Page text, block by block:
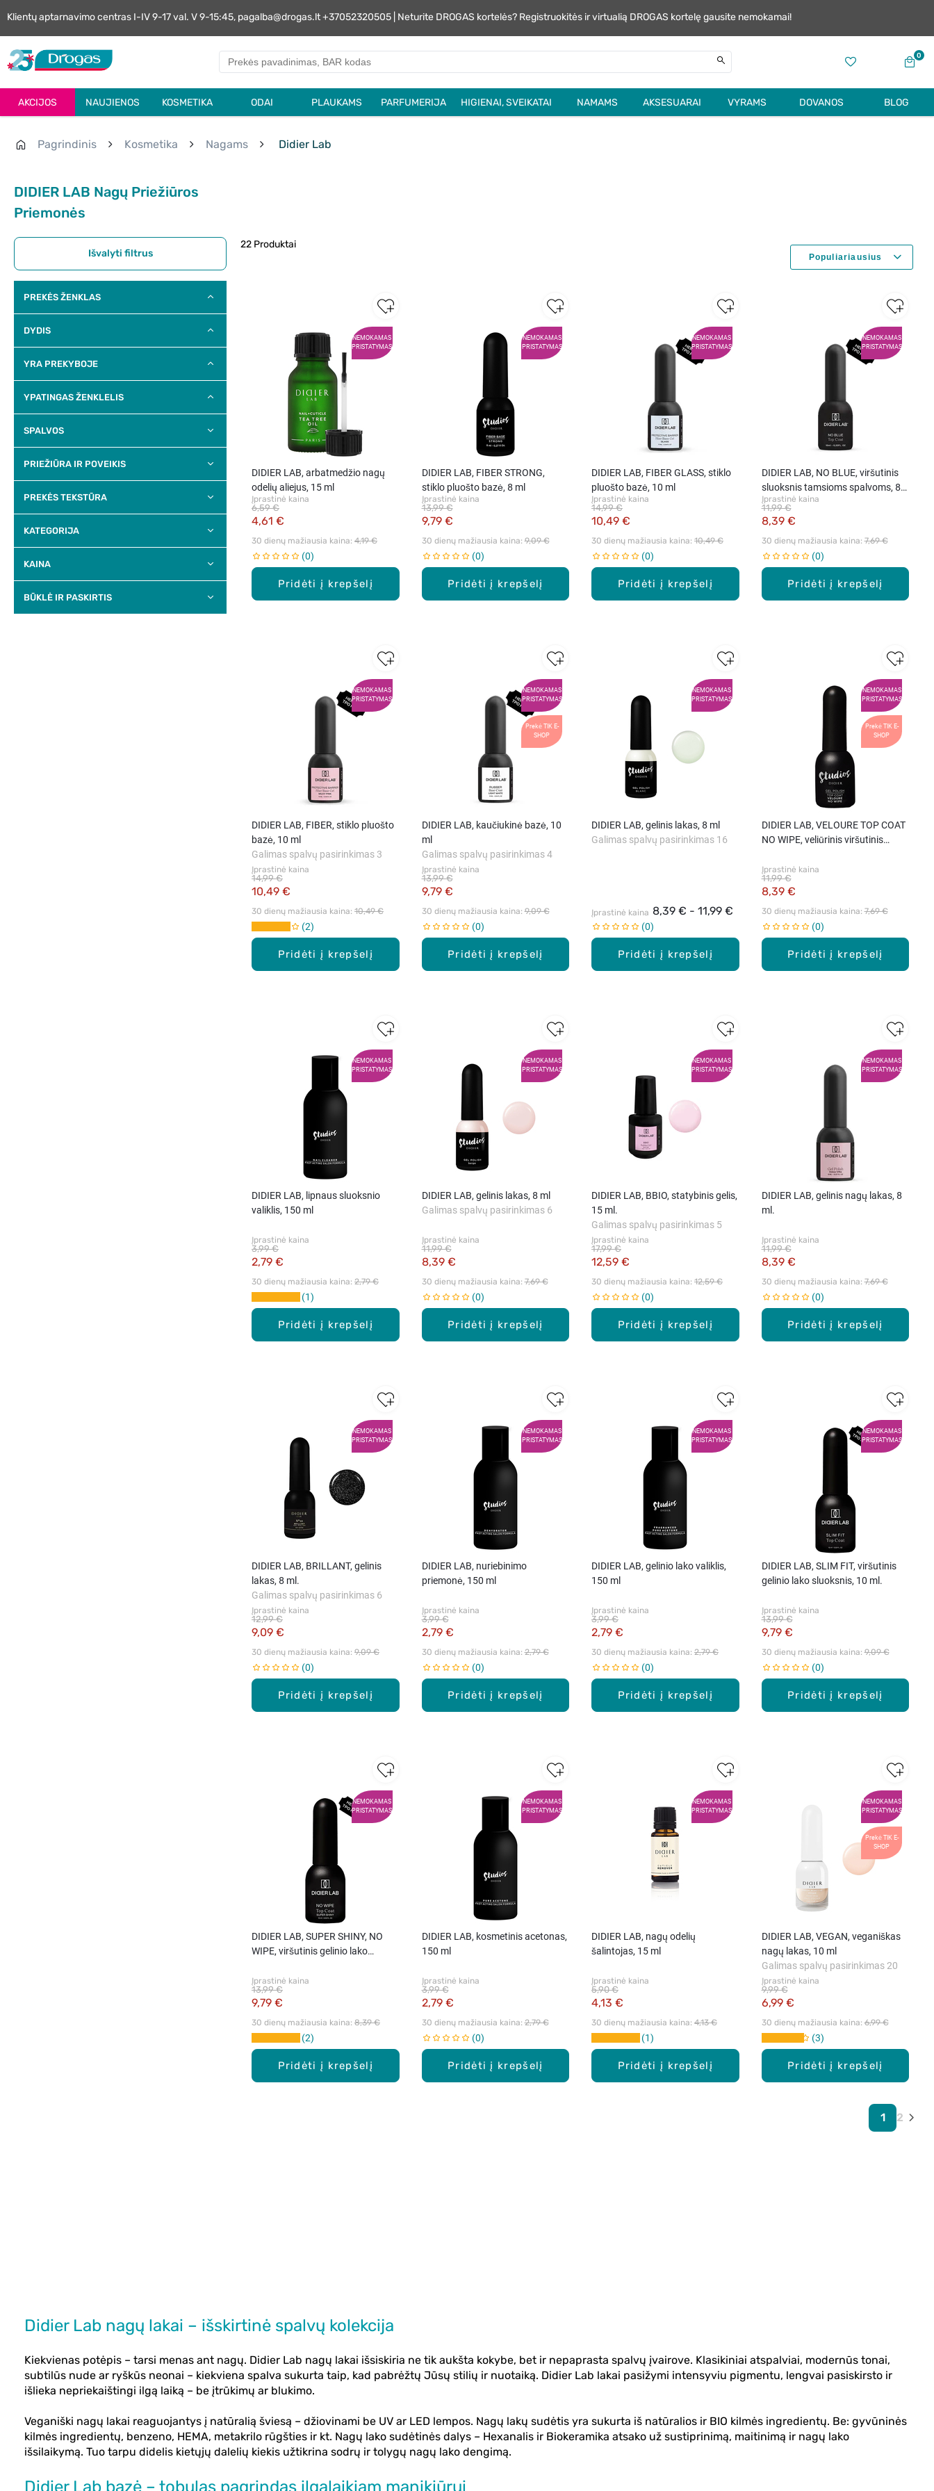
Klientų aptarnavimo centras I-IV 9-17 val. V 9-15:45, pagalba@drogas.lt +37052320505 | Neturite DROGAS kortelės? Registruokitės ir virtualią DROGAS kortelę gausite nemokamai!
0
AKCIJOS NAUJIENOS KOSMETIKA ODAI PLAUKAMS PARFUMERIJA HIGIENAI, SVEIKATAI NAMAMS AKSESUARAI VYRAMS DOVANOS BLOG
Pagrindinis Kosmetika Nagams Didier Lab
DIDIER LAB Nagų Priežiūros
Priemonės
Išvalyti filtrus
PREKĖS ŽENKLAS
DYDIS
YRA PREKYBOJE
YPATINGAS ŽENKLELIS
SPALVOS
PRIEŽIŪRA IR POVEIKIS
PREKĖS TEKSTŪRA
KATEGORIJA
KAINA
BŪKLĖ IR PASKIRTIS
22 Produktai
NEMOKAMAS
PRISTATYMAS
Pridėti į krepšelį
DIDIER LAB, arbatmedžio nagų
odelių aliejus, 15 ml
Įprastinė kaina
4,61 €
6,59 €
30 dienų mažiausia kaina: 4,19 €
0
NEMOKAMAS
PRISTATYMAS
Pridėti į krepšelį
DIDIER LAB, FIBER STRONG,
stiklo pluošto bazė, 8 ml
Įprastinė kaina
9,79 €
13,99 €
30 dienų mažiausia kaina: 9,09 €
0
NEMOKAMAS
PRISTATYMAS
Pridėti į krepšelį
DIDIER LAB, FIBER GLASS, stiklo
pluošto bazė, 10 ml
Įprastinė kaina
10,49 €
14,99 €
30 dienų mažiausia kaina: 10,49 €
0
NEMOKAMAS
PRISTATYMAS
Pridėti į krepšelį
DIDIER LAB, NO BLUE, viršutinis
sluoksnis tamsioms spalvoms, 8
ml
Įprastinė kaina
8,39 €
11,99 €
30 dienų mažiausia kaina: 7,69 €
0
NEMOKAMAS
PRISTATYMAS
Pridėti į krepšelį
DIDIER LAB, FIBER, stiklo pluošto
bazė, 10 ml
Įprastinė kaina
10,49 €
14,99 €
30 dienų mažiausia kaina: 10,49 €
Galimas spalvų pasirinkimas 3
2
NEMOKAMAS
PRISTATYMAS
Prekė TIK E-
SHOP
Pridėti į krepšelį
DIDIER LAB, kaučiukinė bazė, 10
ml
Įprastinė kaina
9,79 €
13,99 €
30 dienų mažiausia kaina: 9,09 €
Galimas spalvų pasirinkimas 4
0
NEMOKAMAS
PRISTATYMAS
Pridėti į krepšelį
DIDIER LAB, gelinis lakas, 8 ml
Įprastinė kaina 8,39 € - 11,99 €
Galimas spalvų pasirinkimas 16
0
NEMOKAMAS
PRISTATYMAS
Prekė TIK E-
SHOP
Pridėti į krepšelį
DIDIER LAB, VELOURE TOP COAT
NO WIPE, veliūrinis viršutinis
Įprastinė kaina
8,39 €
11,99 €
30 dienų mažiausia kaina: 7,69 €
0
NEMOKAMAS
PRISTATYMAS
Pridėti į krepšelį
DIDIER LAB, lipnaus sluoksnio
valiklis, 150 ml
Įprastinė kaina
2,79 €
3,99 €
30 dienų mažiausia kaina: 2,79 €
1
NEMOKAMAS
PRISTATYMAS
Pridėti į krepšelį
DIDIER LAB, gelinis lakas, 8 ml
Įprastinė kaina
8,39 €
11,99 €
30 dienų mažiausia kaina: 7,69 €
Galimas spalvų pasirinkimas 6
0
NEMOKAMAS
PRISTATYMAS
Pridėti į krepšelį
DIDIER LAB, BBIO, statybinis gelis,
15 ml.
Įprastinė kaina
12,59 €
17,99 €
30 dienų mažiausia kaina: 12,59 €
Galimas spalvų pasirinkimas 5
0
NEMOKAMAS
PRISTATYMAS
Pridėti į krepšelį
DIDIER LAB, gelinis nagų lakas, 8
ml.
Įprastinė kaina
8,39 €
11,99 €
30 dienų mažiausia kaina: 7,69 €
0
NEMOKAMAS
PRISTATYMAS
Pridėti į krepšelį
DIDIER LAB, BRILLANT, gelinis
lakas, 8 ml.
Įprastinė kaina
9,09 €
12,99 €
30 dienų mažiausia kaina: 9,09 €
Galimas spalvų pasirinkimas 6
0
NEMOKAMAS
PRISTATYMAS
Pridėti į krepšelį
DIDIER LAB, nuriebinimo
priemonė, 150 ml
Įprastinė kaina
2,79 €
3,99 €
30 dienų mažiausia kaina: 2,79 €
0
NEMOKAMAS
PRISTATYMAS
Pridėti į krepšelį
DIDIER LAB, gelinio lako valiklis,
150 ml
Įprastinė kaina
2,79 €
3,99 €
30 dienų mažiausia kaina: 2,79 €
0
NEMOKAMAS
PRISTATYMAS
Pridėti į krepšelį
DIDIER LAB, SLIM FIT, viršutinis
gelinio lako sluoksnis, 10 ml.
Įprastinė kaina
9,79 €
13,99 €
30 dienų mažiausia kaina: 9,09 €
0
NEMOKAMAS
PRISTATYMAS
Pridėti į krepšelį
DIDIER LAB, SUPER SHINY, NO
WIPE, viršutinis gelinio lako
Įprastinė kaina
9,79 €
13,99 €
30 dienų mažiausia kaina: 8,39 €
2
NEMOKAMAS
PRISTATYMAS
Pridėti į krepšelį
DIDIER LAB, kosmetinis acetonas,
150 ml
Įprastinė kaina
2,79 €
3,99 €
30 dienų mažiausia kaina: 2,79 €
0
NEMOKAMAS
PRISTATYMAS
Pridėti į krepšelį
DIDIER LAB, nagų odelių
šalintojas, 15 ml
Įprastinė kaina
4,13 €
5,90 €
30 dienų mažiausia kaina: 4,13 €
1
NEMOKAMAS
PRISTATYMAS
Prekė TIK E-
SHOP
Pridėti į krepšelį
DIDIER LAB, VEGAN, veganiškas
nagų lakas, 10 ml
Įprastinė kaina
6,99 €
9,99 €
30 dienų mažiausia kaina: 6,99 €
Galimas spalvų pasirinkimas 20
3
1 2
Didier Lab nagų lakai – išskirtinė spalvų kolekcija
Kiekvienas potėpis – tarsi menas ant nagų. Didier Lab nagų lakai išsiskiria ne tik aukšta kokybe, bet ir nepaprasta spalvų įvairove. Klasikiniai atspalviai, modernūs tonai,
subtilūs nude ar ryškūs neonai – kiekviena spalva sukurta taip, kad pabrėžtų Jūsų stilių ir nuotaiką. Didier Lab lakai pasižymi intensyviu pigmentu, lengvai pasiskirsto ir
išlieka nepriekaištingi ilgą laiką – be įtrūkimų ar blukimo.
Veganiški nagų lakai reaguojantys į natūralią šviesą – džiovinami be UV ar LED lempos. Nagų lakų sudėtis yra sukurta iš natūralios ir BIO kilmės ingredientų. Be: gyvūninės
kilmės ingredientų, benzeno, HEMA, metakrilo rūgšties ir kt. Nagų lako sudėtinės dalys – Hexanalis ir Biokeramika atsako už sustiprinimą, maitinimą ir nagų lako
išsilaikymą. Tuo tarpu didelis kietųjų dalelių kiekis užtikrina sodrų ir tolygų nagų lako dengimą.
Didier Lab bazė – tobulas pagrindas ilgalaikiam manikiūrui